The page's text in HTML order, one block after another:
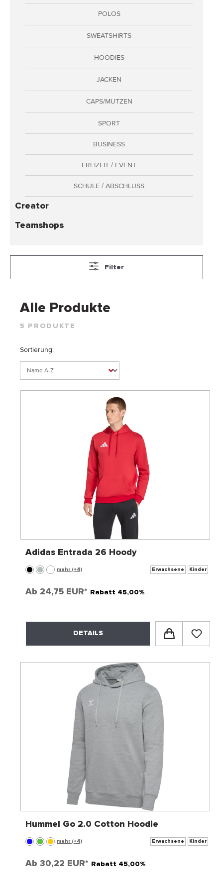
Zahlungsarten
Bestellungen
Widerruf erklären
POLOS
SWEATSHIRTS
HOODIES
JACKEN
CAPS/MUTZEN
SPORT
BUSINESS
FREIZEIT / EVENT
SCHULE / ABSCHLUSS
Creator
Teamshops
Filter
Alle Produkte
5 PRODUKTE
Sortierung:
Adidas Entrada 26 Hoody
mehr (+4) Erwachsene Kinder
Ab 24,75 EUR* Rabatt 45,00%
DETAILS
Hummel Go 2.0 Cotton Hoodie
mehr (+4) Erwachsene Kinder
Ab 30,22 EUR* Rabatt 45,00%